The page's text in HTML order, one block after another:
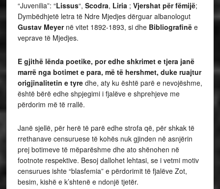
“Juvenilia”: “Lissus“, Scodra, Liria ; Vjershat për fëmijë;
Dymbëdhjetë letra të Ndre Mjedjes dërguar albanologut
Gustav Meyernë vitet 1892-1893, si dhe Bibliografinëe
veprave të Mjedjes.
E gjithë lënda poetike, por edhe shkrimet e tjera janë
marrë nga botimet e para, më të hershmet, duke ruajtur
origjinalitetin e tyredhe, aty ku është parë e nevojëshme,
është bërë edhe shpjegimi i fjalëve e shprehjeve me
përdorim më të rrallë.
Janë sjellë, për herë të parë edhe strofa që, për shkak të
rrethanave censuruese të kohës nuk gjinden në asnjërin
prej botimeve të mëparëshme dhe ato shënohen në
footnote respektive. Besoj dallohet lehtasi, se i vetmi motiv
censurues ishte “blasfemia” e përdorimit të fjalëve Zot,
besim, kishë e k’shtenë e ndonjë tjetër.